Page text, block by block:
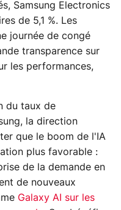
Samsung Electronics
de 5,1 %. Les
journée de congé
transparence sur
les performances,
du taux de
la direction
que le boom de l'IA
plus favorable :
de la demande en
de nouveaux
Galaxy AI sur les